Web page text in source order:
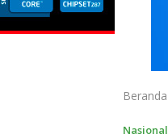
Beranda
Nasional